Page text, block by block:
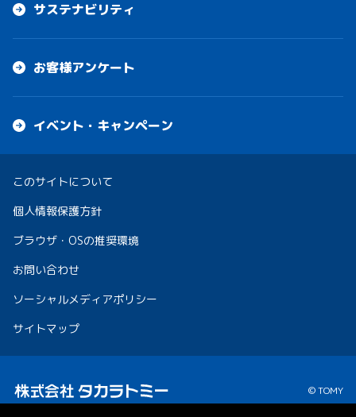
サステナビリティ
お客様アンケート
イベント・キャンペーン
このサイトについて
個人情報保護方針
ブラウザ・OSの推奨環境
お問い合わせ
ソーシャルメディアポリシー
サイトマップ
© TOMY